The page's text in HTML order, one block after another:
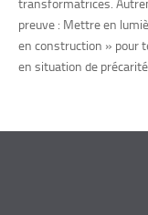
preuve : Mettre en
en construction » pour
en situation de précarité